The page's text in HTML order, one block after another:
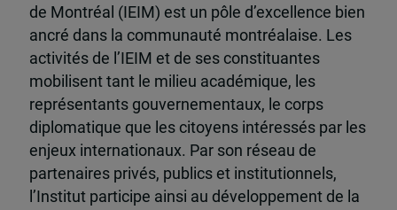
de Montréal (IEIM) est un pôle d’excellence bien
ancré dans la communauté montréalaise. Les
activités de l’IEIM et de ses constituantes
mobilisent tant le milieu académique, les
représentants gouvernementaux, le corps
diplomatique que les citoyens intéressés par les
enjeux internationaux. Par son réseau de
partenaires privés, publics et institutionnels,
l’Institut participe ainsi au développement de la